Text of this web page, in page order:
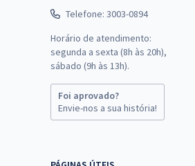
Telefone: 3003-0894
Horário de atendimento:
segunda a sexta (8h às 20h),
sábado (9h às 13h).
Foi aprovado?
Envie-nos a sua história!